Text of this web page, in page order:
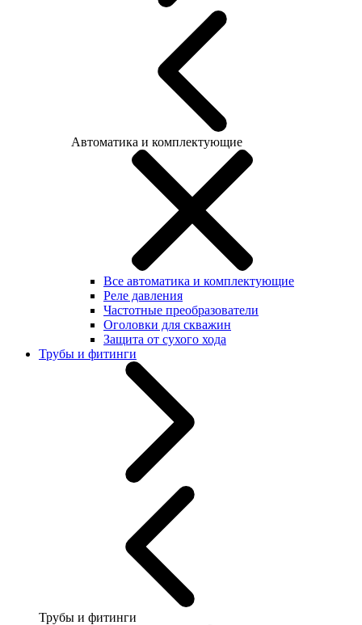
Автоматика и комплектующие
Все автоматика и комплектующие
Реле давления
Частотные преобразователи
Оголовки для скважин
Защита от сухого хода
Трубы и фитинги
Трубы и фитинги